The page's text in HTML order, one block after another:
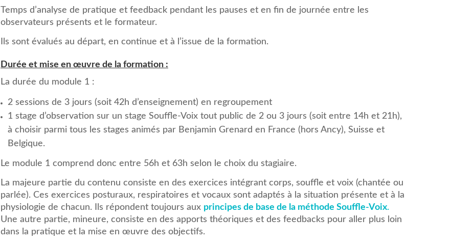
Temps d’analyse de pratique et feedback pendant les pauses et en fin de journée entre les
observateurs présents et le formateur.
Ils sont évalués au départ, en continue et à l’issue de la formation.
Durée et mise en œuvre de la formation :
La durée du module 1 :
2 sessions de 3 jours (soit 42h d’enseignement) en regroupement
1 stage d’observation sur un stage Souffle-Voix tout public de 2 ou 3 jours (soit entre 14h et 21h),
à choisir parmi tous les stages animés par Benjamin Grenard en France (hors Ancy), Suisse et
Belgique.
Le module 1 comprend donc entre 56h et 63h selon le choix du stagiaire.
La majeure partie du contenu consiste en des exercices intégrant corps, souffle et voix (chantée ou
parlée). Ces exercices posturaux, respiratoires et vocaux sont adaptés à la situation présente et à la
physiologie de chacun. Ils répondent toujours aux principes de base de la méthode Souffle-Voix.
Une autre partie, mineure, consiste en des apports théoriques et des feedbacks pour aller plus loin
dans la pratique et la mise en œuvre des objectifs.